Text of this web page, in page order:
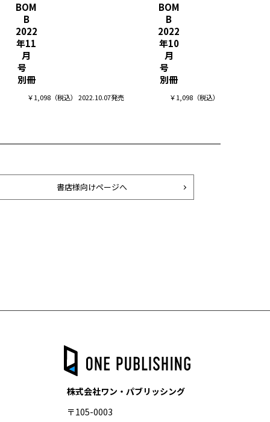
BOM
B
2022
年11
月
号
別冊
￥1,098（税込） 2022.10.07発売
BOM
B
2022
年10
月
号
別冊
￥1,098（税込） 2022.09.09発売
書店様向けページへ
株式会社ワン・パブリッシング
〒105-0003